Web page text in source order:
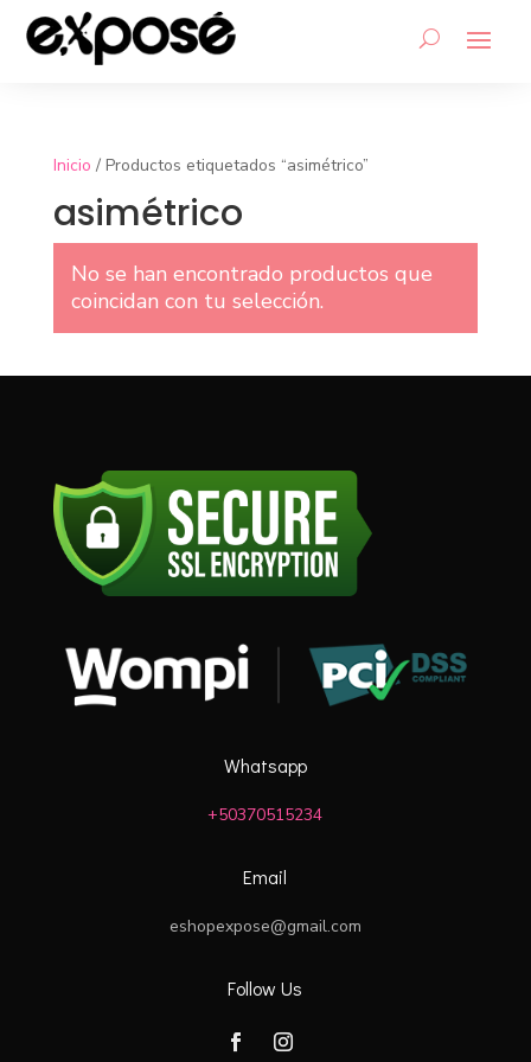
Inicio / Productos etiquetados “asimétrico”
asimétrico
No se han encontrado productos que
coincidan con tu selección.
Whatsapp
+50370515234
Email
eshopexpose@gmail.com
Follow Us